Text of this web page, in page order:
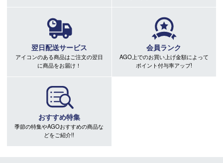
翌日配送サービス
アイコンのある商品はご注文の翌日
に商品をお届け！
会員ランク
AGO上でのお買い上げ金額によって
ポイント付与率アップ!
おすすめ特集
季節の特集やAGOおすすめの商品な
どをご紹介!!